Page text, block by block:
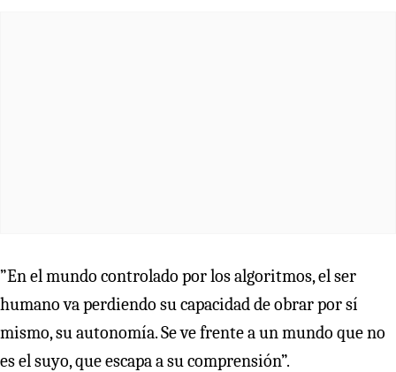
”En el mundo controlado por los algoritmos, el ser
humano va perdiendo su capacidad de obrar por sí
mismo, su autonomía. Se ve frente a un mundo que no
es el suyo, que escapa a su comprensión”.